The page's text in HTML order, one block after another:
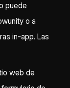
puede
o a
in-app. Las
web de